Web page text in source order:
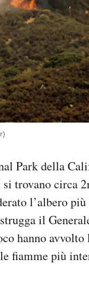
Park della
trovano circa
l’albero
il
hanno avvolto
fiamme più